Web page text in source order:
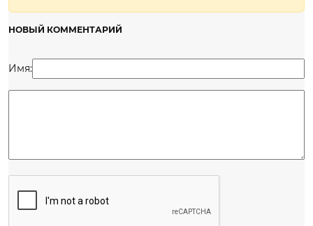
НОВЫЙ КОММЕНТАРИЙ
Имя: